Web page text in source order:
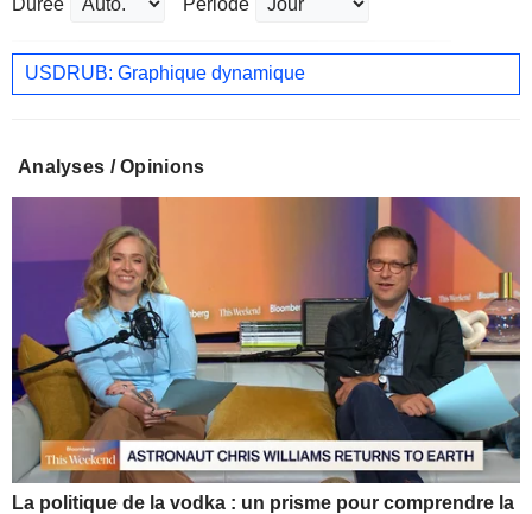
USDRUB: Graphique dynamique
Analyses / Opinions
La politique de la vodka : un prisme pour comprendre la